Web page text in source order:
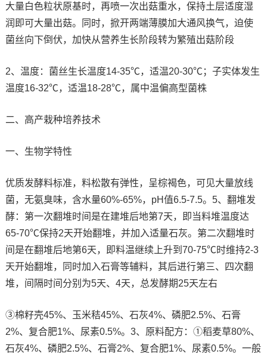
大量白色粒状原基时，再喷一次出菇重水，保持土层适度湿
润即可大量出菇。同时，掀开两端薄膜加大通风换气，迫使
菌丝向下倒伏，加快从营养生长阶段转为繁殖出菇阶段
2、温度：菌丝生长温度14-35℃，适温20-30℃；子实体发生
温度16-32℃，适温18-28℃，属中温偏高型菌株
二、高产栽种培养技术
一、生物学特性
优质发酵料标准，料松散有弹性，呈棕褐色，可见大量放线
菌，无氨臭味，含水量60%-65%，pH值6.5-7.5。5、翻堆发
酵：第一次翻堆时间是在建堆后地第7天，即当料堆温度达
65-70℃保持2天开始翻堆，并加入适量石灰。第二次翻堆时
间是在翻堆后地第6天，即料温继续上升到70-75℃时维持2-3
天开始翻堆，同时加入石膏等辅料，其后进行第三、四次翻
堆，间隔时间分别为5天、4天，总发酵期25天左右
③棉籽壳45%、玉米秸45%、石灰4%、磷肥2.5%、石膏
2%、复合肥1%、尿素0.5%。3、原料配方：①稻麦草80%、
石灰4%、磷肥2.5%、石膏2%、复合肥1%、尿素0.5%。一般